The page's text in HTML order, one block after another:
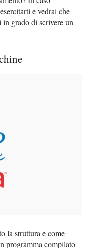
e vedrai che
in grado di scrivere un
la struttura e come
programma compilato